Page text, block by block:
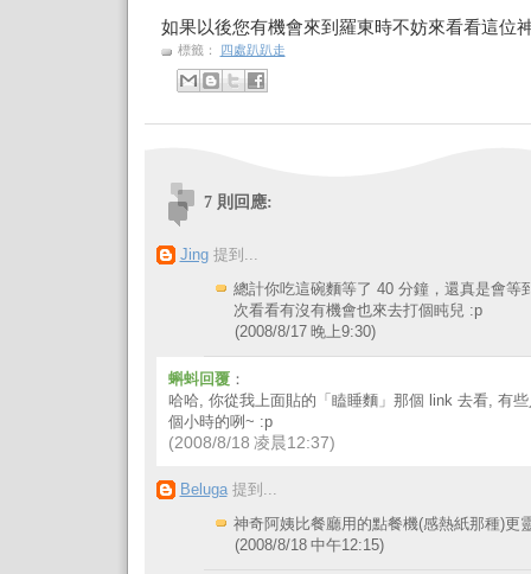
如果以後您有機會來到羅東時不妨來看看這位
標籤： 四處趴趴走
7 則回應:
Jing提到...
總計你吃這碗麵等了 40 分鐘，還真是會等
次看看有沒有機會也來去打個盹兒 :p
(2008/8/17 晚上9:30)
蝌蚪回覆：
哈哈, 你從我上面貼的「瞌睡麵」那個 link 去看, 有
個小時的咧~ :p
(2008/8/18 凌晨12:37)
Beluga提到...
神奇阿姨比餐廳用的點餐機(感熱紙那種)更
(2008/8/18 中午12:15)